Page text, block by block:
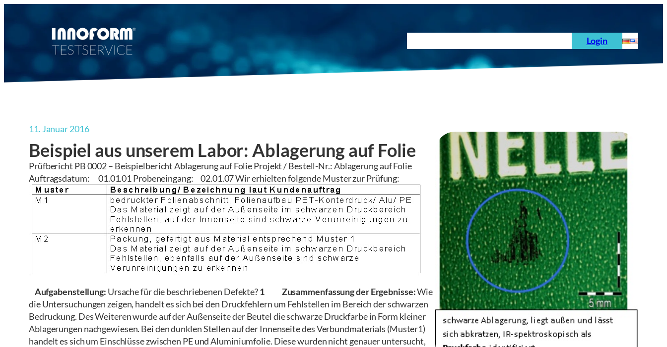
Login
11. Januar 2016
Beispiel aus unserem Labor: Ablagerung auf Folie
Prüfbericht PB 0002 – Beispielbericht Ablagerung auf Folie Projekt / Bestell-Nr.: Ablagerung auf Folie
Auftragsdatum: 01.01.01 Probeneingang: 02.01.07 Wir erhielten folgende Muster zur Prüfung:
Aufgabenstellung: Ursache für die beschriebenen Defekte?1 Zusammenfassung der Ergebnisse:Wie
die Untersuchungen zeigen, handelt es sich bei den Druckfehlern um Fehlstellen im Bereich der schwarzen
Bedruckung. Des Weiteren wurde auf der Außenseite der Beutel die schwarze Druckfarbe in Form kleiner
Ablagerungen nachgewiesen. Bei den dunklen Stellen auf der Innenseite des Verbundmaterials (Muster1)
handelt es sich um Einschlüsse zwischen PE und Aluminiumfolie. Diese wurden nicht genauer untersucht,